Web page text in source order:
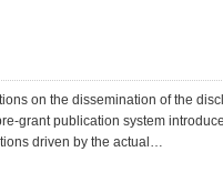
on the dissemination of the
grant publication system
driven by the actual…